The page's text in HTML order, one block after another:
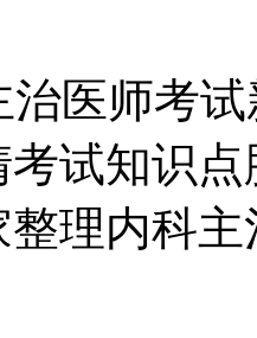
治医师考
试知识
理内科